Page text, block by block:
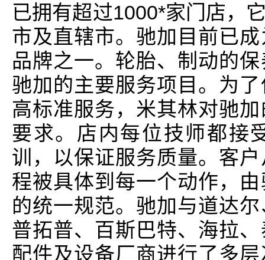
已拥有超过1000*家门店，
市及直辖市。驰加目前已
品牌之一。轮胎、制动的
驰加的主要服务项目。为
高标准服务，米其林对驰
要求。店内每位技师都接
训，以保证服务质量。客
程被具体到每一个动作，
的统一规范。驰加与道达
普拓普、百斯巴特、海拉
配件及设备厂商进行了多